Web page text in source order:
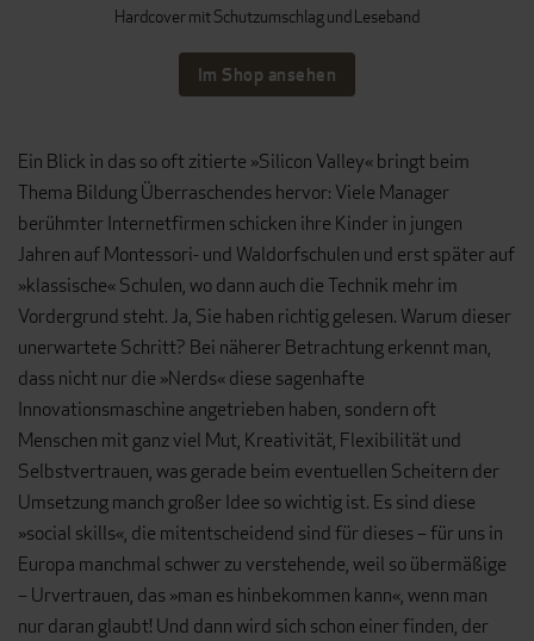
Hardcover mit Schutzumschlag und Leseband
Im Shop ansehen
Ein Blick in das so oft zitierte »Silicon Valley« bringt beim
Thema Bildung Überraschendes hervor: Viele Manager
berühmter Internetfir­men schicken ihre Kinder in jungen
Jahren auf Montessori- und Wal­dorfschulen und erst später auf
»klassische« Schulen, wo dann auch die Technik mehr im
Vordergrund steht. Ja, Sie haben richtig gelesen. Wa­rum dieser
unerwartete Schritt? Bei näherer Betrachtung erkennt man,
dass nicht nur die »Nerds« diese sagenhafte
Innovationsmaschine ange­trieben haben, sondern oft
Menschen mit ganz viel Mut, Kreativität, Fle­xibilität und
Selbstvertrauen, was gerade beim eventuellen Scheitern der
Umsetzung manch großer Idee so wichtig ist. Es sind diese
»social skills«, die mitentscheidend sind für dieses – für uns in
Europa manch­mal schwer zu verstehende, weil so übermäßige
– Urvertrauen, das »man es hinbekommen kann«, wenn man
nur daran glaubt! Und dann wird sich schon einer finden, der